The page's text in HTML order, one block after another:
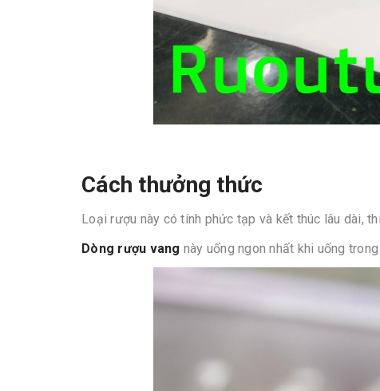
Cách thưởng thức
Loại rượu này có tính phức tạp và kết thúc lâu dài,
Dòng rượu vang này uống ngon nhất khi uống